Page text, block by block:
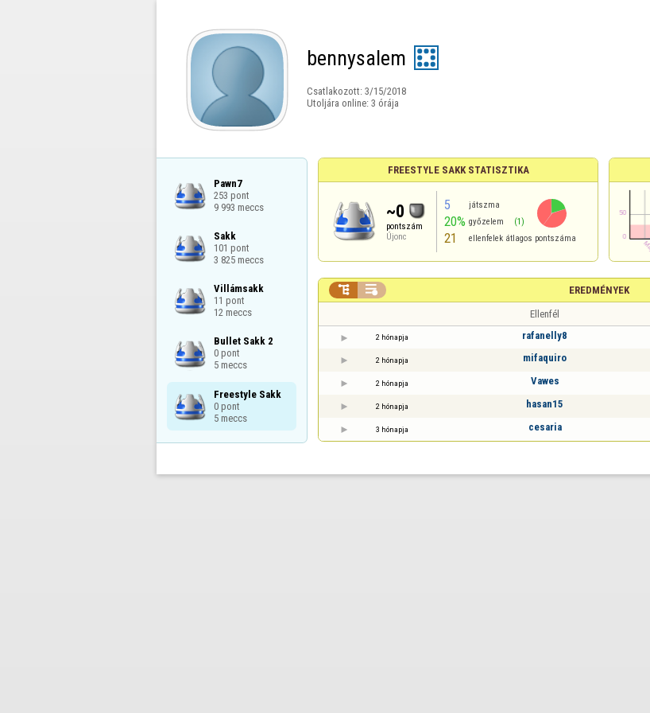
bennysalem
Csatlakozott: 3/15/2018
Utoljára online: 3 órája
Pawn7
253 pont
9 993 meccs
Sakk
101 pont
3 825 meccs
Villámsakk
11 pont
12 meccs
Bullet Sakk 2
0 pont
5 meccs
Freestyle Sakk
0 pont
5 meccs
FREESTYLE SAKK STATISZTIKA
~0
pontszám
Újonc
5 játszma
20% győzelem (1)
21 ellenfelek átlagos pontszáma
EREDMÉNYEK
 
Ellenfél
2 hónapja rafanelly8
2 hónapja mifaquiro
2 hónapja Vawes
2 hónapja hasan15
3 hónapja cesaria